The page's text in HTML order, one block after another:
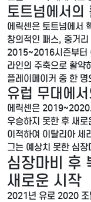
토트넘에서의
에릭센은 토트넘에서
창의적인 패스, 중거
2015~2016시즌부터
라인의 주축으로 활약
플레이메이커 중 한
유럽 무대에
에릭센은 2019~2020
우승하지 못한 후 새
이적하여 이탈리아
그는 예상치 못한 심
심장마비 후
새로운 시작
2021년 유로 2020 조